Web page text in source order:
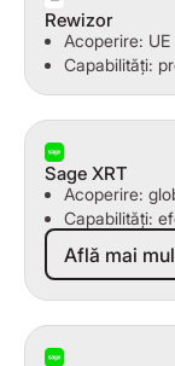
Rewizor
Acoperire: UE
Capabilități:
Sage XRT
Acoperire:
Capabilități:
Află
Află mai